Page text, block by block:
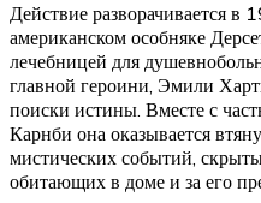
Действие разворачивается в
американском особняке
лечебницей для
главной героини, Эмили
поиски истины. Вместе с
Карнби она оказывается
мистических событий,
обитающих в доме и за его